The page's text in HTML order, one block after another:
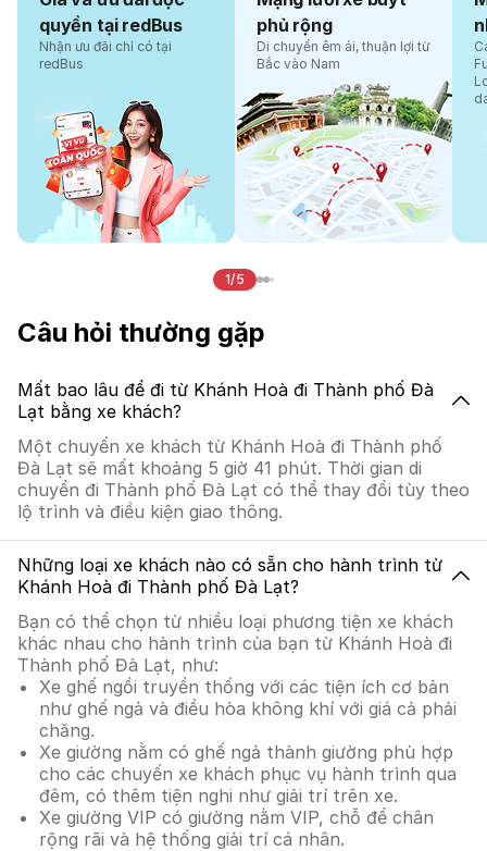
quyền tại redBus
Nhận ưu đãi chỉ có tại
redBus
phủ rộng
Di chuyển êm ái, thuận lợi từ
Bắc vào Nam
1/5
Câu hỏi thường gặp
Mất bao lâu để đi từ Khánh Hoà đi Thành phố Đà
Lạt bằng xe khách?
Một chuyến xe khách từ Khánh Hoà đi Thành phố
Đà Lạt sẽ mất khoảng 5 giờ 41 phút. Thời gian di
chuyển đi Thành phố Đà Lạt có thể thay đổi tùy theo
lộ trình và điều kiện giao thông.
Những loại xe khách nào có sẵn cho hành trình từ
Khánh Hoà đi Thành phố Đà Lạt?
Bạn có thể chọn từ nhiều loại phương tiện xe khách
khác nhau cho hành trình của bạn từ Khánh Hoà đi
Thành phố Đà Lạt, như:
Xe ghế ngồi truyền thống với các tiện ích cơ bản
như ghế ngả và điều hòa không khí với giá cả phải
chăng.
Xe giường nằm có ghế ngả thành giường phù hợp
cho các chuyến xe khách phục vụ hành trình qua
đêm, có thêm tiện nghi như giải trí trên xe.
Xe giường VIP có giường nằm VIP, chỗ để chân
rộng rãi và hệ thống giải trí cá nhân.